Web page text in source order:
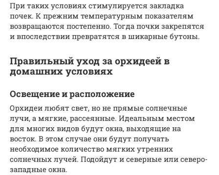
При таких условиях стимулируется закладка
почек. К прежним температурным показателям
возвращаются постепенно. Тогда почки закрепятся
и впоследствии превратятся в шикарные бутоны.
Правильный уход за орхидеей в
домашних условиях
Освещение и расположение
Орхидеи любят свет, но не прямые солнечные
лучи, а мягкие, рассеянные. Идеальным местом
для многих видов будут окна, выходящие на
восток. В этом случае они будут получать
необходимое количество мягких утренних
солнечных лучей. Подойдут и северные или северо-
западные окна.